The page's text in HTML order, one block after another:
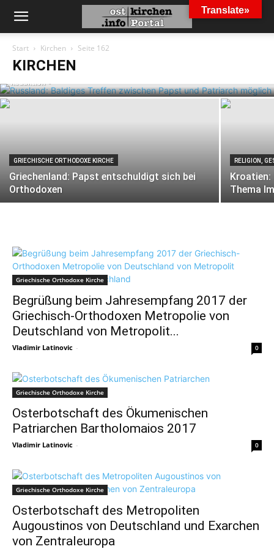
Start Kirchen Seite 162
KIRCHEN
Russland: Baldiges Treffen zwischen
Papst und Patriarch möglich
Redaktion -
GRIECHISCHE ORTHODOXE KIRCHE
Griechenland: Papst entschuldigt sich bei
Orthodoxen
RELIGION,
Kroatien:
Thema
Griechische Orthodoxe Kirche
Begrüßung beim Jahresempfang 2017 der
Griechisch-Orthodoxen Metropolie von
Deutschland von Metropolit...
Vladimir Latinovic - 0
Griechische Orthodoxe Kirche
Osterbotschaft des Ökumenischen
Patriarchen Bartholomaios 2017
Vladimir Latinovic - 0
Griechische Orthodoxe Kirche
Osterbotschaft des Metropoliten
Augoustinos von Deutschland und Exarchen
von Zentraleuropa
Translate»